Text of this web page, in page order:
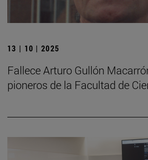
13 | 10 | 2025
Fallece Arturo Gullón
pioneros de la Facultad de